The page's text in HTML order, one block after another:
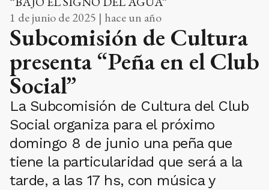
1 de junio de 2025 | hace un año
Subcomisión de Cultura
presenta “Peña en el Club
Social”
La Subcomisión de Cultura del Club
Social organiza para el próximo
domingo 8 de junio una peña que
tiene la particularidad que será a la
tarde, a las 17 hs, con música y